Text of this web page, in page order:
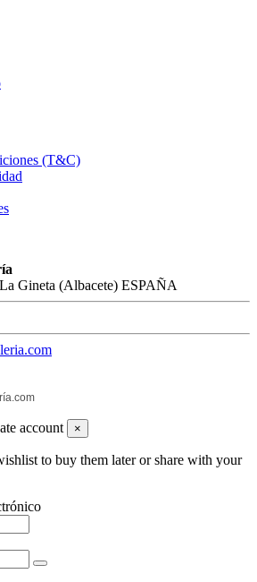
(T&C)
Gineta (Albacete) ESPAÑA
account ×
to buy them later or share with your